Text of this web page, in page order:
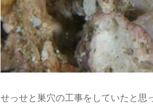
せっせと巣穴の工事をしていたと思